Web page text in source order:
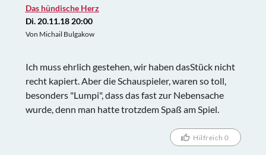
Das hündische Herz
Di. 20.11.18 20:00
Von Michail Bulgakow
Ich muss ehrlich gestehen, wir haben dasStück nicht
recht kapiert. Aber die Schauspieler, waren so toll,
besonders "Lumpi", dass das fast zur Nebensache
wurde, denn man hatte trotzdem Spaß am Spiel.
Hilfreich 0